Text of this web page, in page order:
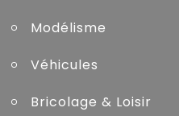
Modélisme
Véhicules
Bricolage & Loisir